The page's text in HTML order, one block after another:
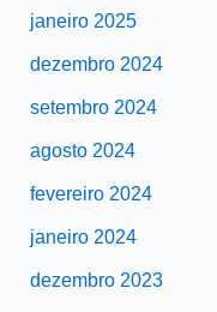
janeiro 2025
dezembro 2024
setembro 2024
agosto 2024
fevereiro 2024
janeiro 2024
dezembro 2023